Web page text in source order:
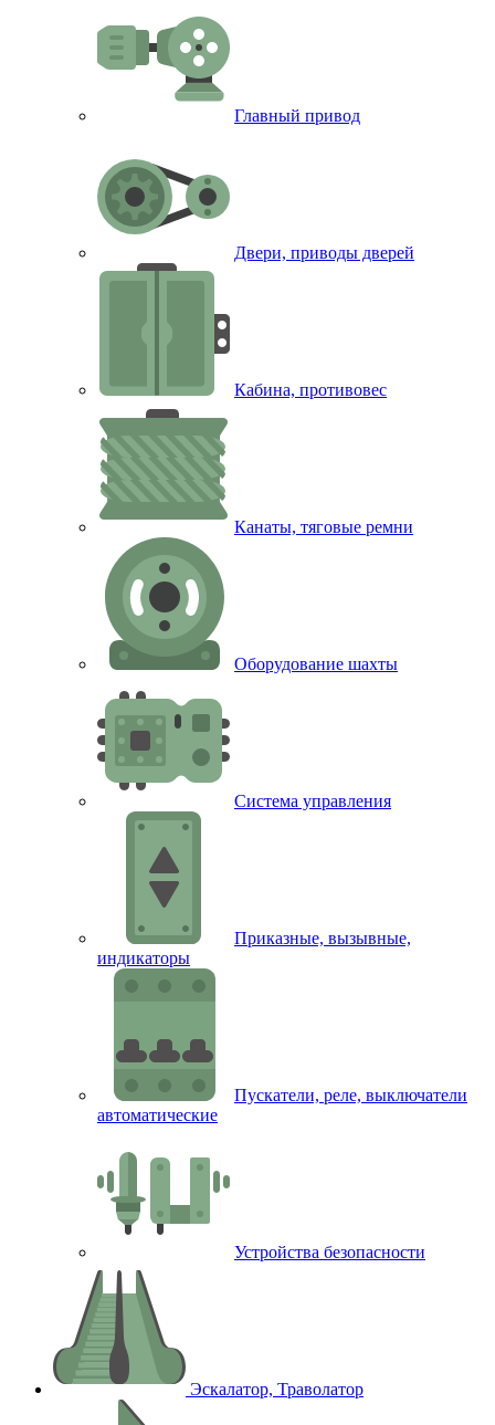
Главный привод
Двери, приводы дверей
Кабина, противовес
Канаты, тяговые ремни
Оборудование шахты
Система управления
Приказные, вызывные,
индикаторы
Пускатели, реле, выключатели
автоматические
Устройства безопасности
Эскалатор, Траволатор